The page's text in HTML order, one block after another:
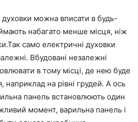
духовки можна вписати в будь-
набагато менше місця, ніж
само електричні духовки
Вбудовані незалежні
в тому місці, де нею буде
наприклад на рівні грудей. А ось
панель встановлюють один
момент, варильна панель і